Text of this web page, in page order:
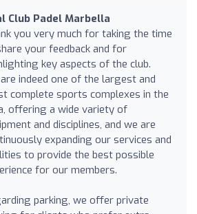
Club Padel Marbella
you very much for taking the time
your feedback and for
key aspects of the club.
indeed one of the largest and
complete sports complexes in the
offering a wide variety of
and disciplines, and we are
expanding our services and
to provide the best possible
for our members.
parking, we offer private